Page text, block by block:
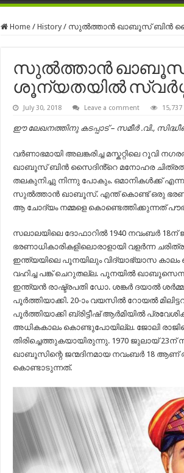
Home / History / സുൽത്താൻ ഖാബൂസ് ബിൻ
സുൽത്താൻ ഖാബൂസ്
ശൂന്യതയിൽ
July 30, 2018 Leave a comment 15,737
ഈ ലേഖനത്തിനു കടപ്പാട് – സമീർ .വി.,
വർണാഭമായി അലങ്കരിച്ച മസ്കറ്റിലെ
ഖാബൂസ് ബിൻ സൈദിൻ്റെ മനോഹര
തലകുനിച്ചു നിന്നു പോകും. ഒമാനികൾക്ക്
സുൽത്താൻ ഖാബൂസ്. എന്ത് കൊണ്ട് ഒരു
ആ ചോദ്യം നമ്മളെ കൊണ്ടെത്തിക്കുന്നത്
സലാലയിലെ ദോഫാറില്‍ 1940 നവംബര്‍
ഭരണാധികാരികളിലൊരാളായി വളര്‍ന്ന
ഇന്ത്യയിലെ പൂനയിലും വിദ്യാഭ്യാസ
വഹിച്ച പങ്ക് ചെറുതല്ല. പൂനയില്‍ ഖാബൂസെന്ന
ഇന്ത്യന്‍ രാഷ്ട്രപതി ഡോ. ശങ്കര്‍ ദയാല്‍
പൂര്‍ത്തിയാക്കി. 20-ാം വയസില്‍ റോയല്‍
പൂര്‍ത്തിയാക്കി ബ്രിട്ടീഷ് ആര്‍മിയില്‍
അധികകാലം കൊണ്ടുപോയില്ല. ജോലി
തിരിച്ചെത്തുകയായിരുന്നു. 1970 ജുലായ്
ഖാബൂസിന്റെ ജന്മദിനമായ നവംബര്‍ 18 ആണ്
കൊണ്ടാടുന്നത്.